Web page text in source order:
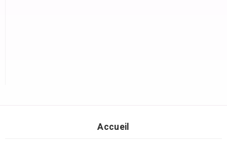
Accueil